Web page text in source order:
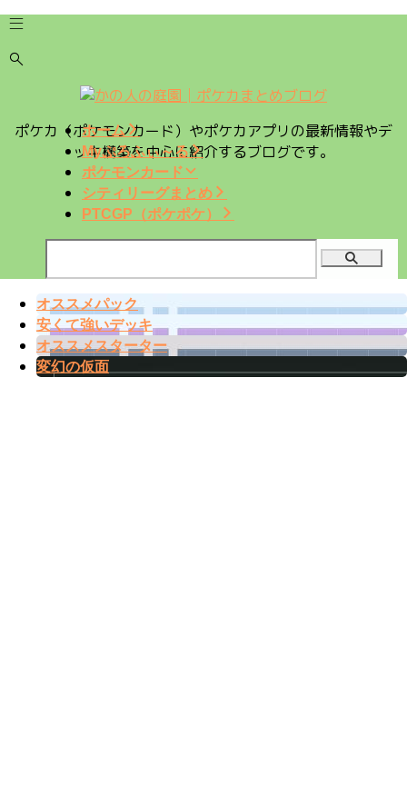
ポケカ（ポケモンカード）やポケカアプリの最新情報やデ
ッキ構築を中心に紹介するブログです。
ホーム
Myぷろふぃ～る
ポケモンカード
シティリーグまとめ
PTCGP（ポケポケ）
オススメパック
安くて強いデッキ
オススメスターター
変幻の仮面